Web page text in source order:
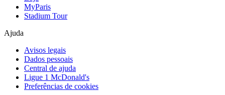
MyParis
Stadium Tour
Ajuda
Avisos legais
Dados pessoais
Central de ajuda
Ligue 1 McDonald's
Preferências de cookies